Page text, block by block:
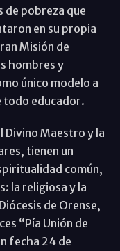
de pobreza que
en su propia
Misión de
hombres y
único modelo a
todo educador.
Divino Maestro y la
tienen un
común,
la religiosa y la
de Orense,
“Pía Unión de
fecha 24 de